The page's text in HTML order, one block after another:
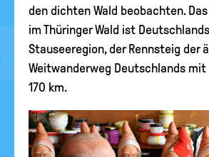
den dichten Wald beobachten.
im Thüringer Wald ist
Stauseeregion, der Rennsteig der
Weitwanderweg Deutschlands mit
170 km.